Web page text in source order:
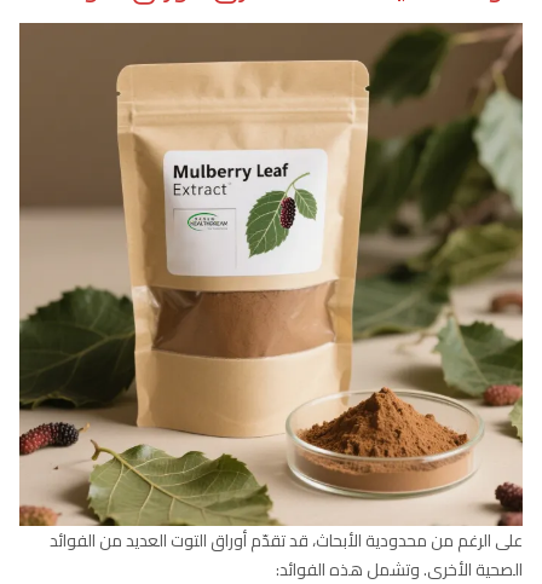
على الرغم من محدودية الأبحاث، قد تقدّم أوراق التوت العديد من الفوائد
الصحية الأخرى. وتشمل هذه الفوائد: